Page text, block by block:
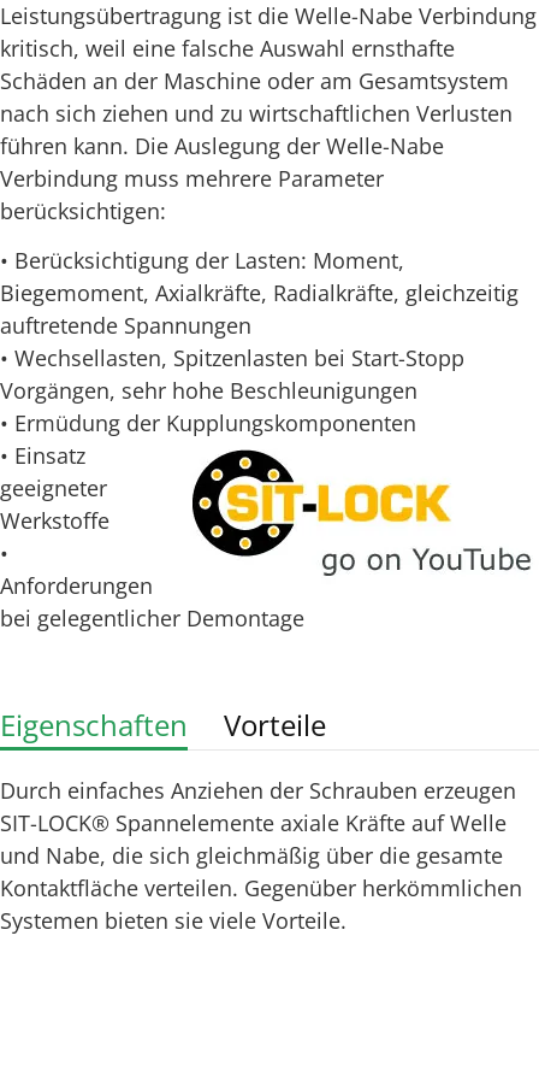
Leistungsübertragung ist die Welle-Nabe Verbindung
kritisch, weil eine falsche Auswahl ernsthafte
Schäden an der Maschine oder am Gesamtsystem
nach sich ziehen und zu wirtschaftlichen Verlusten
führen kann. Die Auslegung der Welle-Nabe
Verbindung muss mehrere Parameter
berücksichtigen:
• Berücksichtigung der Lasten: Moment,
Biegemoment, Axialkräfte, Radialkräfte, gleichzeitig
auftretende Spannungen
• Wechsellasten, Spitzenlasten bei Start-Stopp
Vorgängen, sehr hohe Beschleunigungen
• Ermüdung der Kupplungskomponenten
• Einsatz
geeigneter
Werkstoffe
•
Anforderungen
bei gelegentlicher Demontage
Eigenschaften Vorteile
Durch einfaches Anziehen der Schrauben erzeugen
SIT-LOCK® Spannelemente axiale Kräfte auf Welle
und Nabe, die sich gleichmäßig über die gesamte
Kontaktfläche verteilen. Gegenüber herkömmlichen
Systemen bieten sie viele Vorteile.